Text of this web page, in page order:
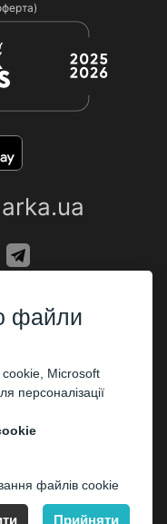
файли
Microsoft
персоналізації
файлів cookie
Прийняти